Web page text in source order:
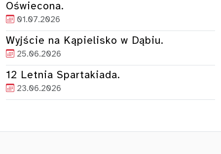
Oświecona.
01.07.2026
Wyjście na Kąpielisko w Dąbiu.
25.06.2026
12 Letnia Spartakiada.
23.06.2026